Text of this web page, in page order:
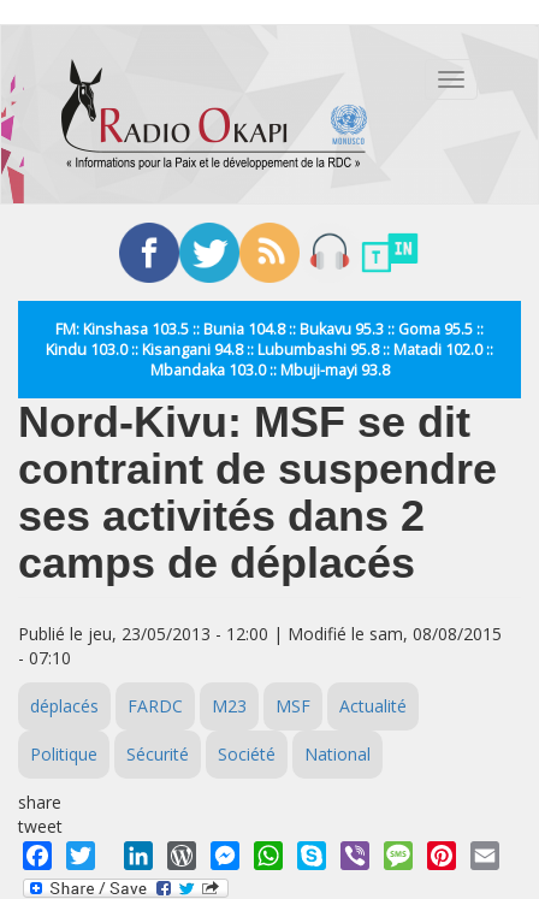
contenu
principal
Toggle
FM: Kinshasa 103.5 :: Bunia 104.8 :: Bukavu 95.3 :: Goma 95.5 ::
Kindu 103.0 :: Kisangani 94.8 :: Lubumbashi 95.8 :: Matadi 102.0 ::
Mbandaka 103.0 :: Mbuji-mayi 93.8
Nord-Kivu: MSF se dit
contraint de suspendre
ses activités dans 2
camps de déplacés
Publié le jeu, 23/05/2013 - 12:00 | Modifié le sam, 08/08/2015
- 07:10
déplacés FARDC M23 MSF Actualité
Politique Sécurité Société National
share
tweet
Facebook
Twitter LinkedInWordPressMessengerWhatsApp
Skype Viber MessagePinterest